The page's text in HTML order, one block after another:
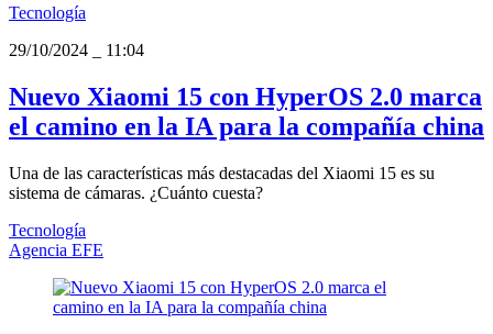
Tecnología
29/10/2024
11:04
Nuevo Xiaomi 15 con HyperOS 2.0 marca
el camino en la IA para la compañía china
Una de las características más destacadas del Xiaomi 15 es su
sistema de cámaras. ¿Cuánto cuesta?
Tecnología
Agencia EFE